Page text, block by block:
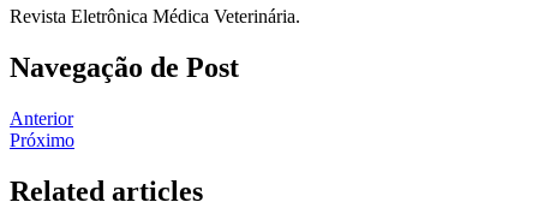
Revista Eletrônica Médica Veterinária.
Navegação de Post
Anterior
Próximo
Related articles